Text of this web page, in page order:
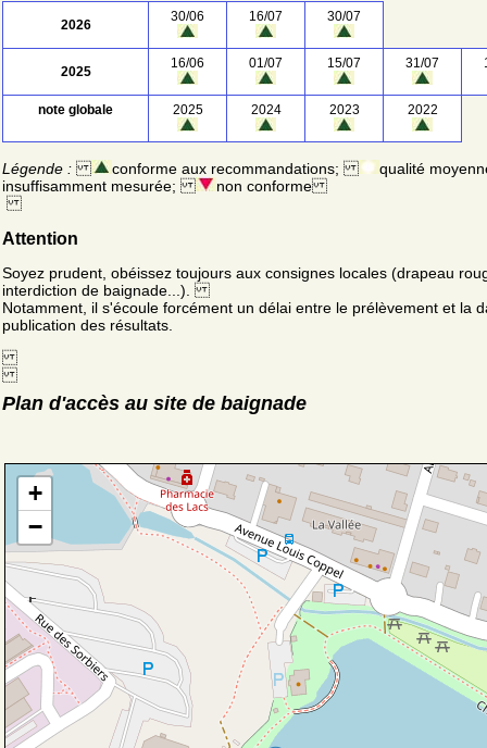
2026
30/06 16/07 30/07
2025
16/06 01/07 15/07 31/07
note globale 2025 2024 2023 2022
Légende : conforme aux recommandations;
qualité
insuffisamment mesurée;
non conforme
Attention
Soyez prudent, obéissez toujours aux consignes locales (drapeau
interdiction de baignade...).
Notamment, il s'écoule forcément un délai entre le prélèvement et la
publication des résultats.
Plan d'accès au site de baignade
+
−